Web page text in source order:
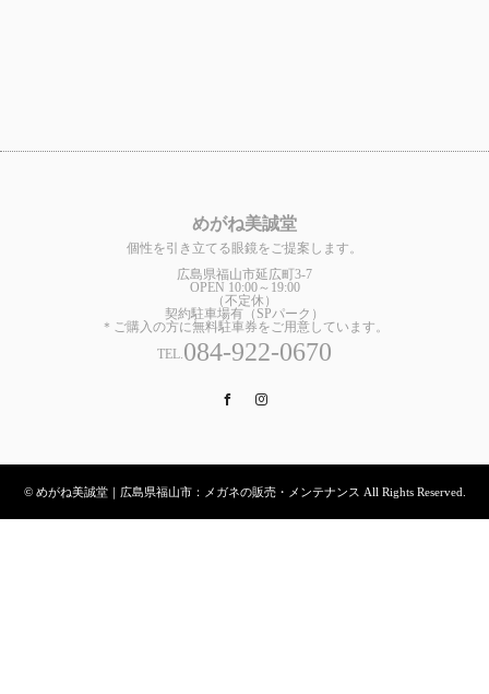
めがね美誠堂
個性を引き立てる眼鏡をご提案します。
広島県福山市延広町3-7
OPEN 10:00～19:00
（不定休）
契約駐車場有（SPパーク）
＊ご購入の方に無料駐車券をご用意しています。
TEL.084-922-0670
Facebook
© めがね美誠堂｜広島県福山市：メガネの販売・メンテナンス All Rights Reserved.